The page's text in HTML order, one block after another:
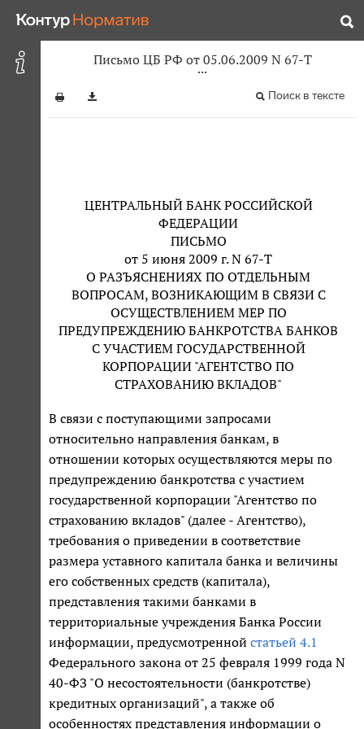
Письмо ЦБ РФ от 05.06.2009 N 67-Т
Поиск в тексте
ЦЕНТРАЛЬНЫЙ БАНК РОССИЙСКОЙ
ФЕДЕРАЦИИ
ПИСЬМО
от 5 июня 2009 г. N 67-Т
О РАЗЪЯСНЕНИЯХ ПО ОТДЕЛЬНЫМ
ВОПРОСАМ, ВОЗНИКАЮЩИМ В СВЯЗИ С
ОСУЩЕСТВЛЕНИЕМ МЕР ПО
ПРЕДУПРЕЖДЕНИЮ БАНКРОТСТВА БАНКОВ
С УЧАСТИЕМ ГОСУДАРСТВЕННОЙ
КОРПОРАЦИИ "АГЕНТСТВО ПО
СТРАХОВАНИЮ ВКЛАДОВ"
В связи с поступающими запросами
относительно направления банкам, в
отношении которых осуществляются меры по
предупреждению банкротства с участием
государственной корпорации "Агентство по
страхованию вкладов" (далее - Агентство),
требования о приведении в соответствие
размера уставного капитала банка и величины
его собственных средств (капитала),
представления такими банками в
территориальные учреждения Банка России
информации, предусмотренной статьей 4.1
Федерального закона от 25 февраля 1999 года N
40-ФЗ "О несостоятельности (банкротстве)
кредитных организаций", а также об
особенностях представления информации о